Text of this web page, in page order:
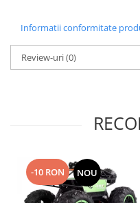
Informatii conformitate
Review-uri(0)
-10 RON NOU